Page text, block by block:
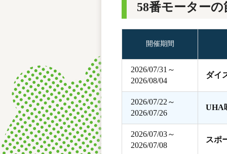
58番モーターの
開催期間
2026/07/31～
2026/08/04
ダイ
2026/07/22～
2026/07/26
UHA
2026/07/03～
2026/07/08
スポ